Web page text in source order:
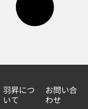
羽昇につ
いて
お問い合
わせ